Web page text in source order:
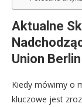
Aktualne
Union Berlin
Kiedy mówimy o
kluczowe jest